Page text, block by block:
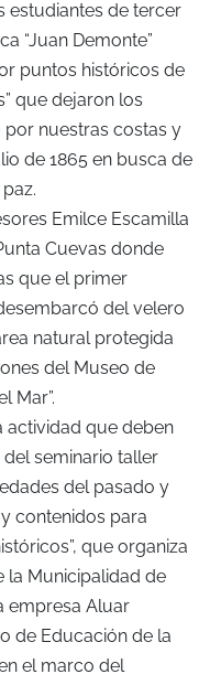
estudiantes de tercer
“Juan Demonte”
puntos históricos de
que dejaron los
nuestras costas y
de 1865 en busca de
Emilce Escamilla
Cuevas donde
que el primer
del velero
natural protegida
del Museo de
Mar”.
actividad que deben
seminario taller
del pasado y
contenidos para
que organiza
la Municipalidad de
empresa Aluar
de Educación de la
el marco del